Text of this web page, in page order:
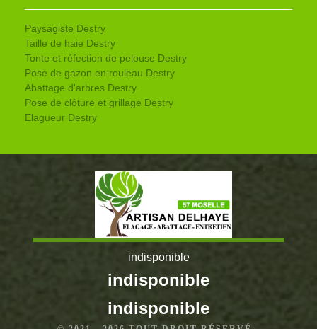
Paysagiste Destry
Taille de haie Destry
Tonte et réfection de pelouse Destry
Pose de gazon en rouleau Destry
Abattage d'arbres Destry
Pose de clôture et grillage Destry
Elagueur Destry
indisponible
indisponible
indisponible